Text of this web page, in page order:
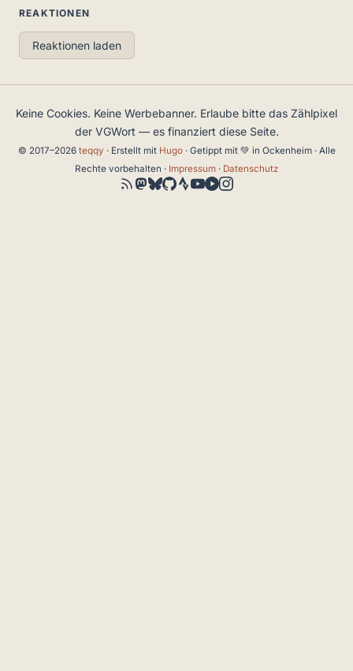
REAKTIONEN
Reaktionen laden
Keine Cookies. Keine Werbebanner. Erlaube bitte das Zählpixel
der VGWort — es finanziert diese Seite.
© 2017–2026 teqqy · Erstellt mit Hugo· Getippt mit 💚 in Ockenheim · Alle
Rechte vorbehalten · Impressum · Datenschutz